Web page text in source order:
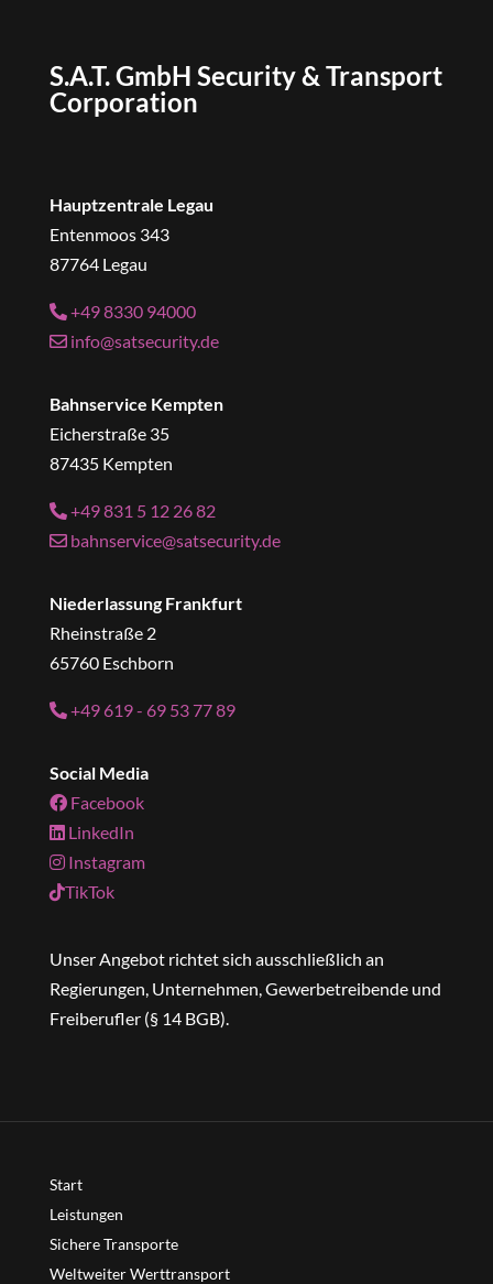
S.A.T. GmbH Security & Transport
Corporation
Hauptzentrale Legau
Entenmoos 343
87764 Legau
+49 8330 94000
info@satsecurity.de
Bahnservice Kempten
Eicherstraße 35
87435 Kempten
+49 831 5 12 26 82
bahnservice@satsecurity.de
Niederlassung Frankfurt
Rheinstraße 2
65760 Eschborn
+49 619 - 69 53 77 89
Social Media
Facebook
LinkedIn
Instagram
TikTok
Unser Angebot richtet sich ausschließlich an
Regierungen, Unternehmen, Gewerbetreibende und
Freiberufler (§ 14 BGB).
Start
Leistungen
Sichere Transporte
Weltweiter Werttransport